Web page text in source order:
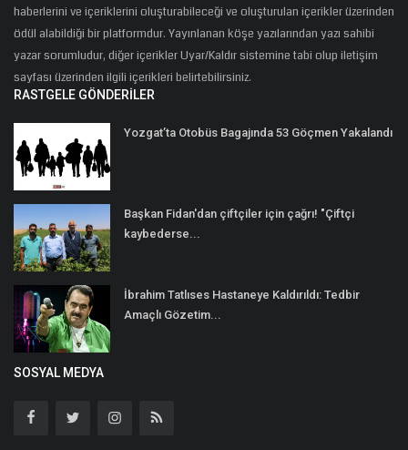
haberlerini ve içeriklerini oluşturabileceği ve oluşturulan içerikler üzerinden
ödül alabildiği bir platformdur. Yayınlanan köşe yazılarından yazı sahibi
yazar sorumludur, diğer içerikler Uyar/Kaldır sistemine tabi olup iletişim
sayfası üzerinden ilgili içerikleri belirtebilirsiniz.
RASTGELE GÖNDERILER
Yozgat’ta Otobüs Bagajında 53 Göçmen Yakalandı
Başkan Fidan'dan çiftçiler için çağrı! "Çiftçi
kaybederse...
İbrahim Tatlıses Hastaneye Kaldırıldı: Tedbir
Amaçlı Gözetim...
SOSYAL MEDYA